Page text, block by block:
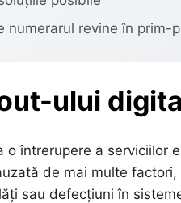
numerarul revine în prim-
ului
o întrerupere a serviciilor
de mai multe
sau defecțiuni în